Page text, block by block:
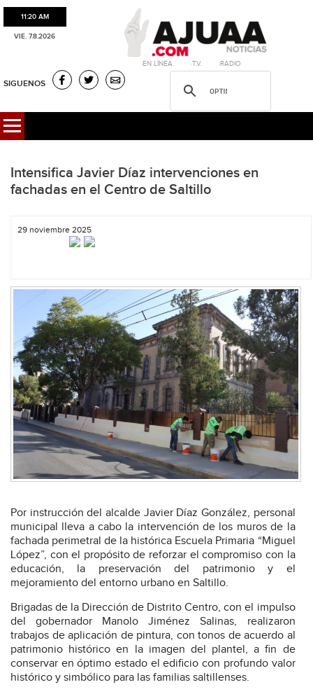
11:20 AM
VIE. 7.8.2026
·EN LÍNEA. ·T.V. ·RADIO
SIGUENOS
Intensifica Javier Díaz intervenciones en
fachadas en el Centro de Saltillo
29 noviembre 2025
Por instrucción del alcalde Javier Díaz González, personal
municipal lleva a cabo la intervención de los muros de la
fachada perimetral de la histórica Escuela Primaria “Miguel
López”, con el propósito de reforzar el compromiso con la
educación, la preservación del patrimonio y el
mejoramiento del entorno urbano en Saltillo.
Brigadas de la Dirección de Distrito Centro, con el impulso
del gobernador Manolo Jiménez Salinas, realizaron
trabajos de aplicación de pintura, con tonos de acuerdo al
patrimonio histórico en la imagen del plantel, a fin de
conservar en óptimo estado el edificio con profundo valor
histórico y simbólico para las familias saltillenses.